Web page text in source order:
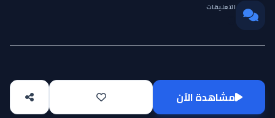
التعليقات
مشاهدة الآن